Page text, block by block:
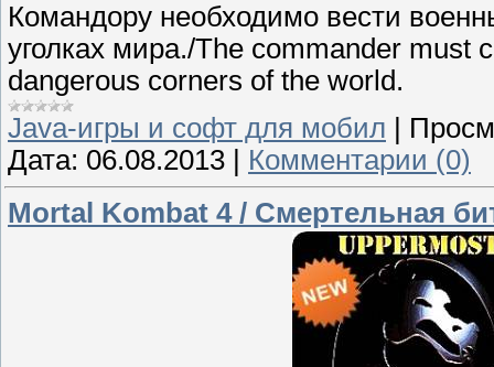
Командору необходимо вести
уголках мира./The commander must
dangerous corners of the world.
Java-игры и софт для мобил
Дата: 06.08.2013
Комментарии (0)
Mortal Kombat 4 / Смертельная